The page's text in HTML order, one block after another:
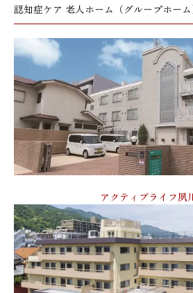
認知症ケア 老人ホーム（グループホーム
アクティブライフ夙